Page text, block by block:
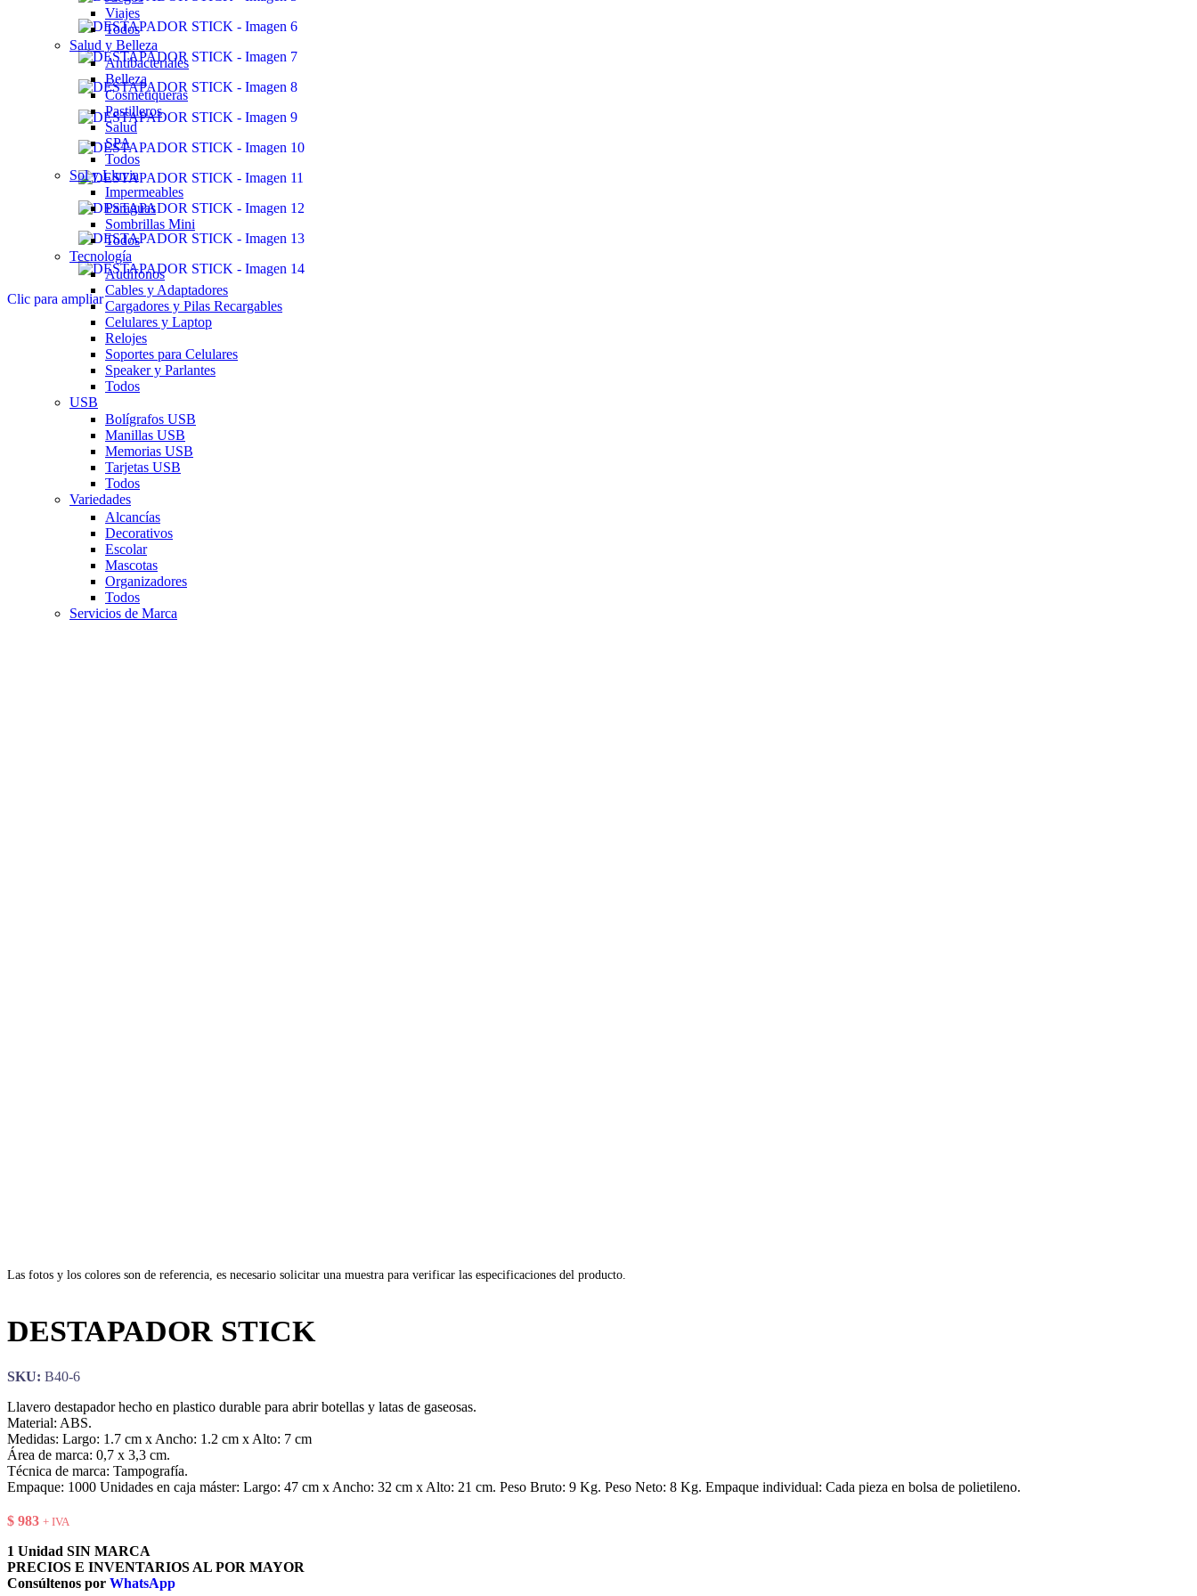
Viajes
Todos
Salud y Belleza
Antibacteriales
Belleza
Cosmetiqueras
Pastilleros
Salud
SPA
Todos
Sol y Lluvia
Impermeables
Paraguas
Sombrillas Mini
Todos
Tecnología
Audífonos
Cables y Adaptadores
Cargadores y Pilas Recargables
Celulares y Laptop
Relojes
Soportes para Celulares
Speaker y Parlantes
Todos
USB
Bolígrafos USB
Manillas USB
Memorias USB
Tarjetas USB
Todos
Variedades
Alcancías
Decorativos
Escolar
Mascotas
Organizadores
Todos
Servicios de Marca
Clic para ampliar
Las fotos y los colores son de referencia, es necesario solicitar una muestra para verificar las especificaciones del producto.
DESTAPADOR STICK
SKU: B40-6
Llavero destapador hecho en plastico durable para abrir botellas y latas de gaseosas.
Material: ABS.
Medidas: Largo: 1.7 cm x Ancho: 1.2 cm x Alto: 7 cm
Área de marca: 0,7 x 3,3 cm.
Técnica de marca: Tampografía.
Empaque: 1000 Unidades en caja máster: Largo: 47 cm x Ancho: 32 cm x Alto: 21 cm. Peso Bruto: 9 Kg. Peso Neto: 8 Kg. Empaque individual: Cada pieza en bolsa de polietileno.
$ 983 + IVA
1 Unidad SIN MARCA
PRECIOS E INVENTARIOS AL POR MAYOR
Consúltenos por WhatsApp